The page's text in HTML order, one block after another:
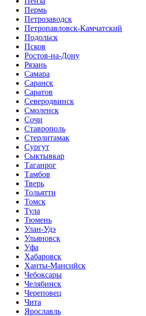
Пермь
Петрозаводск
Петропавловск-Камчатский
Подольск
Псков
Ростов-на-Дону
Рязань
Самара
Саранск
Саратов
Северодвинск
Смоленск
Сочи
Ставрополь
Стерлитамак
Сургут
Сыктывкар
Таганрог
Тамбов
Тверь
Тольятти
Томск
Тула
Тюмень
Улан-Удэ
Ульяновск
Уфа
Хабаровск
Ханты-Мансийск
Чебоксары
Челябинск
Череповец
Чита
Ярославль